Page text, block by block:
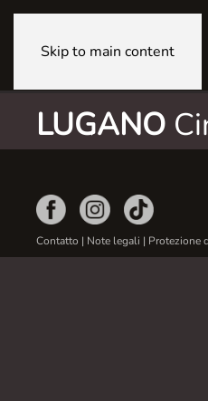
Skip to main content
LUGANO
Contatto | Note legali | Protezione